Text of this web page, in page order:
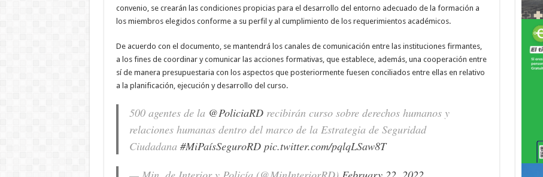
convenio, se crearán las condiciones propicias para el desarrollo del entorno adecuado de la formación a
los miembros elegidos conforme a su perfil y al cumplimiento de los requerimientos académicos.
De acuerdo con el documento, se mantendrá los canales de comunicación entre las instituciones firmantes,
a los fines de coordinar y comunicar las acciones formativas, que establece, además, una cooperación entre
sí de manera presupuestaria con los aspectos que posteriormente fuesen conciliados entre ellas en relativo
a la planificación, ejecución y desarrollo del curso.
500 agentes de la @PoliciaRDrecibirán curso sobre derechos humanos y
relaciones humanas dentro del marco de la Estrategia de Seguridad
Ciudadana #MiPaísSeguroRD pic.twitter.com/pqlqLSaw8T